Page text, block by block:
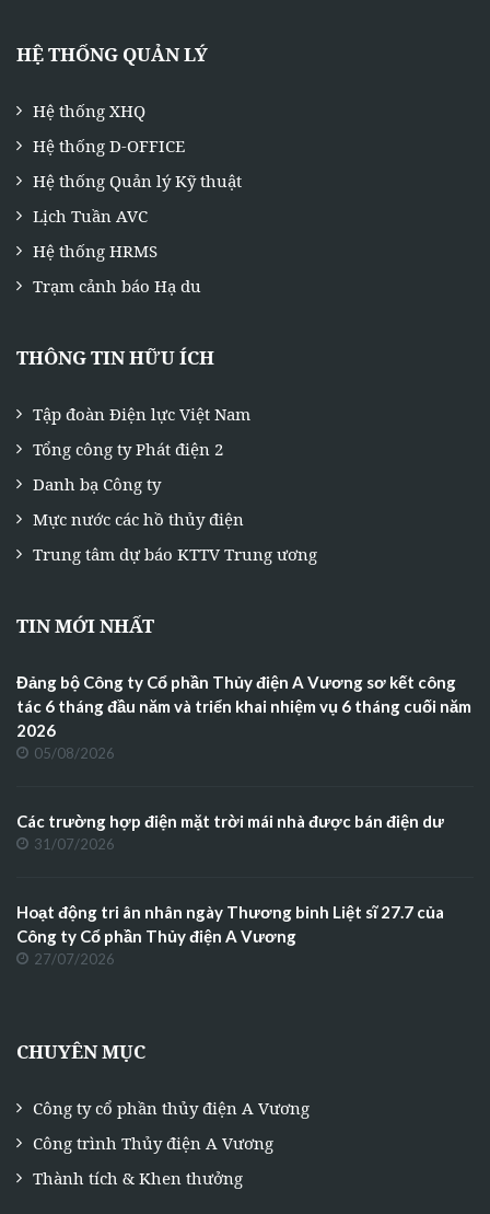
HỆ THỐNG QUẢN LÝ
Hệ thống XHQ
Hệ thống D-OFFICE
Hệ thống Quản lý Kỹ thuật
Lịch Tuần AVC
Hệ thống HRMS
Trạm cảnh báo Hạ du
THÔNG TIN HỮU ÍCH
Tập đoàn Điện lực Việt Nam
Tổng công ty Phát điện 2
Danh bạ Công ty
Mực nước các hồ thủy điện
Trung tâm dự báo KTTV Trung ương
TIN MỚI NHẤT
Đảng bộ Công ty Cổ phần Thủy điện A Vương sơ kết công
tác 6 tháng đầu năm và triển khai nhiệm vụ 6 tháng cuối năm
2026
05/08/2026
Các trường hợp điện mặt trời mái nhà được bán điện dư
31/07/2026
Hoạt động tri ân nhân ngày Thương binh Liệt sĩ 27.7 của
Công ty Cổ phần Thủy điện A Vương
27/07/2026
CHUYÊN MỤC
Công ty cổ phần thủy điện A Vương
Công trình Thủy điện A Vương
Thành tích & Khen thưởng